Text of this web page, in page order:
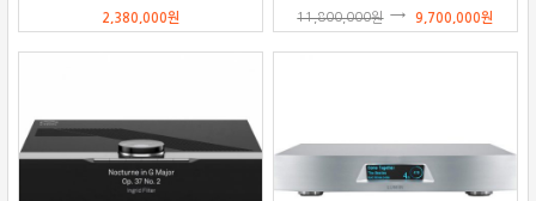
2,380,000원 11,800,000원 9,700,000원